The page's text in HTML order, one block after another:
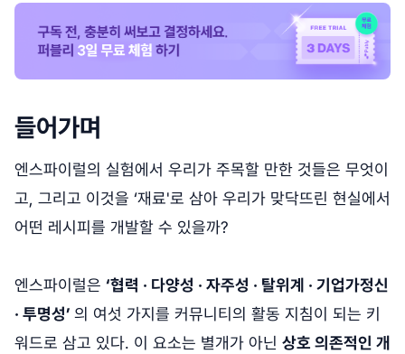
들어가며
엔스파이럴의 실험에서 우리가 주목할 만한 것들은 무엇이
고, 그리고 이것을 ‘재료'로 삼아 우리가 맞닥뜨린 현실에서
어떤 레시피를 개발할 수 있을까?
엔스파이럴은 ‘협력 · 다양성 · 자주성 · 탈위계 · 기업가정신
· 투명성’ 의 여섯 가지를 커뮤니티의 활동 지침이 되는 키
워드로 삼고 있다. 이 요소는 별개가 아닌 상호 의존적인 개